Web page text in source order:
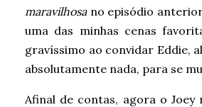
maravilhosano episódio
uma das minhas cenas
gravíssimo ao convidar Eddie,
absolutamente nada, para se
Afinal de contas, agora o